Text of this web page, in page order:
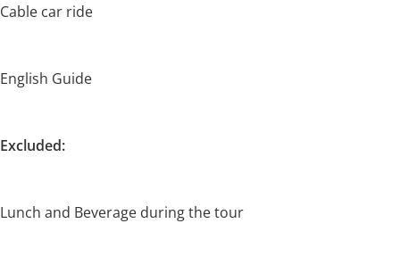
Cable car ride
English Guide
Excluded:
Lunch and Beverage during the tour